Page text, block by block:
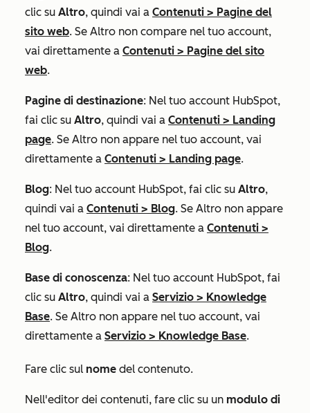
clic su Altro, quindi vai a Contenuti > Pagine del
sito web. Se Altro non compare nel tuo account,
vai direttamente a Contenuti > Pagine del sito
web.
Pagine di destinazione: Nel tuo account HubSpot,
fai clic su Altro, quindi vai a Contenuti > Landing
page. Se Altro non appare nel tuo account, vai
direttamente a Contenuti > Landing page.
Blog: Nel tuo account HubSpot, fai clic su Altro,
quindi vai a Contenuti > Blog. Se Altro non appare
nel tuo account, vai direttamente a Contenuti >
Blog.
Base di conoscenza: Nel tuo account HubSpot, fai
clic su Altro, quindi vai a Servizio > Knowledge
Base. Se Altro non appare nel tuo account, vai
direttamente a Servizio > Knowledge Base.
Fare clic sul nome del contenuto.
Nell'editor dei contenuti, fare clic su un modulo di